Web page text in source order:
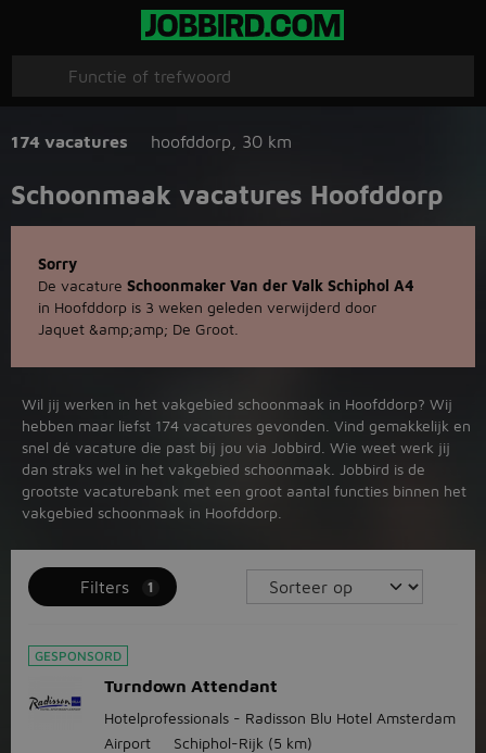
174 vacatures hoofddorp 30 km
Schoonmaak vacatures Hoofddorp
Sorry
De vacature Schoonmaker Van der Valk Schiphol A4
in Hoofddorp is 3 weken geleden verwijderd door
Jaquet &amp;amp; De Groot.
Wil jij werken in het vakgebied schoonmaak in Hoofddorp? Wij
hebben maar liefst 174 vacatures gevonden. Vind gemakkelijk en
snel dé vacature die past bij jou via Jobbird. Wie weet werk jij
dan straks wel in het vakgebied schoonmaak. Jobbird is de
grootste vacaturebank met een groot aantal functies binnen het
vakgebied schoonmaak in Hoofddorp.
Filters 1
GESPONSORD
Turndown Attendant
Hotelprofessionals - Radisson Blu Hotel Amsterdam
Airport
Schiphol-Rijk (5 km)